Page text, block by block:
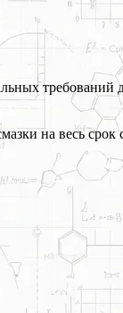
требований
на весь